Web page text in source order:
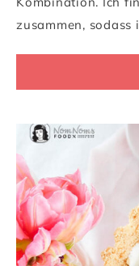
zusammen, sodass